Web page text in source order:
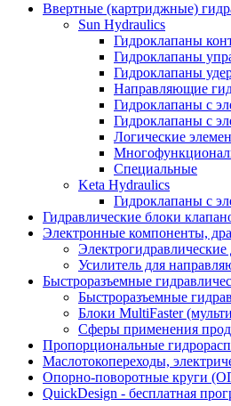
Ввертные (картриджные)
Sun Hydraulics
Гидроклапаны
Гидроклапаны
Гидроклапаны
Направляющие
Гидроклапаны с
Гидроклапаны с
Логические
Специальные
Keta Hydraulics
Гидроклапаны с
Гидравлические блоки
Электронные компоненты,
Усилитель для
Быстроразъемные
Быстроразъемные
Блоки MultiFaster
Сферы применения
Пропорциональные
Маслотокопереходы,
Опорно-поворотные круги
QuickDesign - бесплатная